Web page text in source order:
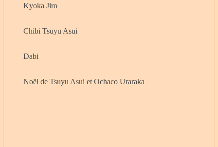
Kyoka Jiro
Chibi Tsuyu Asui
Dabi
Noël de Tsuyu Asui et Ochaco Uraraka